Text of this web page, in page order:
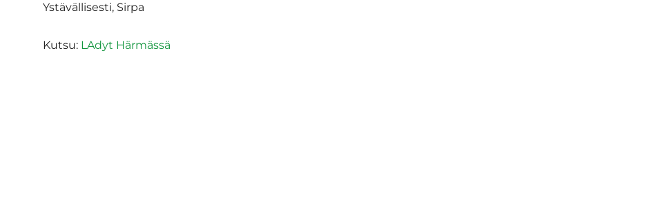
Ystävällisesti, Sirpa
Kutsu: LAdyt Härmässä